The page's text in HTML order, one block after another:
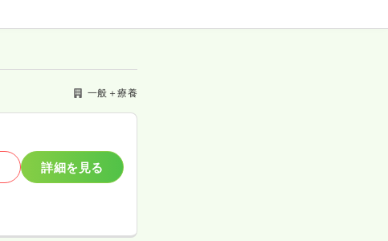
一般＋療養
詳細を見る